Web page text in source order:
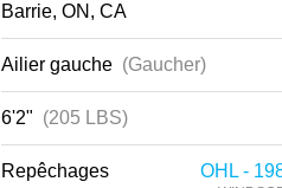
Barrie, ON, CA
Ailier gauche (Gaucher)
6'2" (205 LBS)
Repêchages OHL -